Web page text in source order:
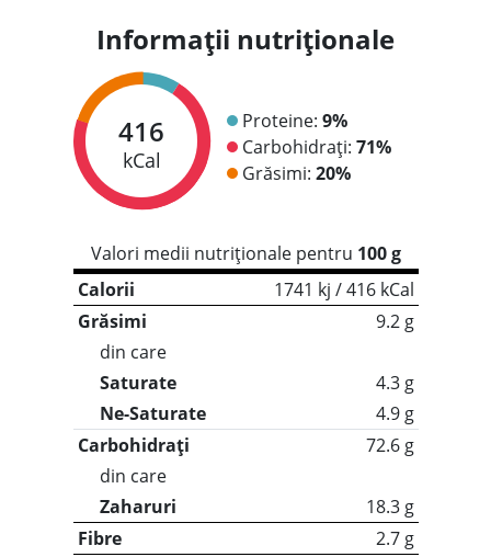
Informații nutriționale
416
kCal
Proteine: 9%
Carbohidrați: 71%
Grăsimi: 20%
Valori medii nutriționale pentru 100 g
Calorii
1741 kj / 416 kCal
Grăsimi
9.2 g
din care
Saturate
4.3 g
Ne-Saturate
4.9 g
Carbohidrați
72.6 g
din care
Zaharuri
18.3 g
Fibre
2.7 g